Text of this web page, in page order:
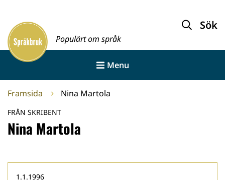
innehållet
Framsida
Populärt om språk
Sök
Menu
Framsida Nina Martola
FRÅN SKRIBENT
Nina Martola
1.1.1996